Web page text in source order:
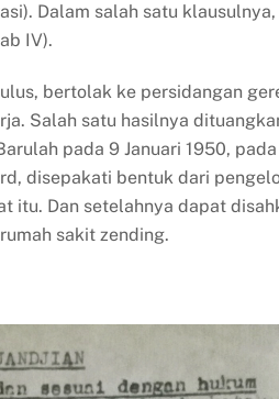
Dalam salah satu
IV).
bertolak ke persidangan
Salah satu hasilnya
pada 9 Januari 1950,
disepakati bentuk dari
Dan setelahnya dapat
sakit zending.